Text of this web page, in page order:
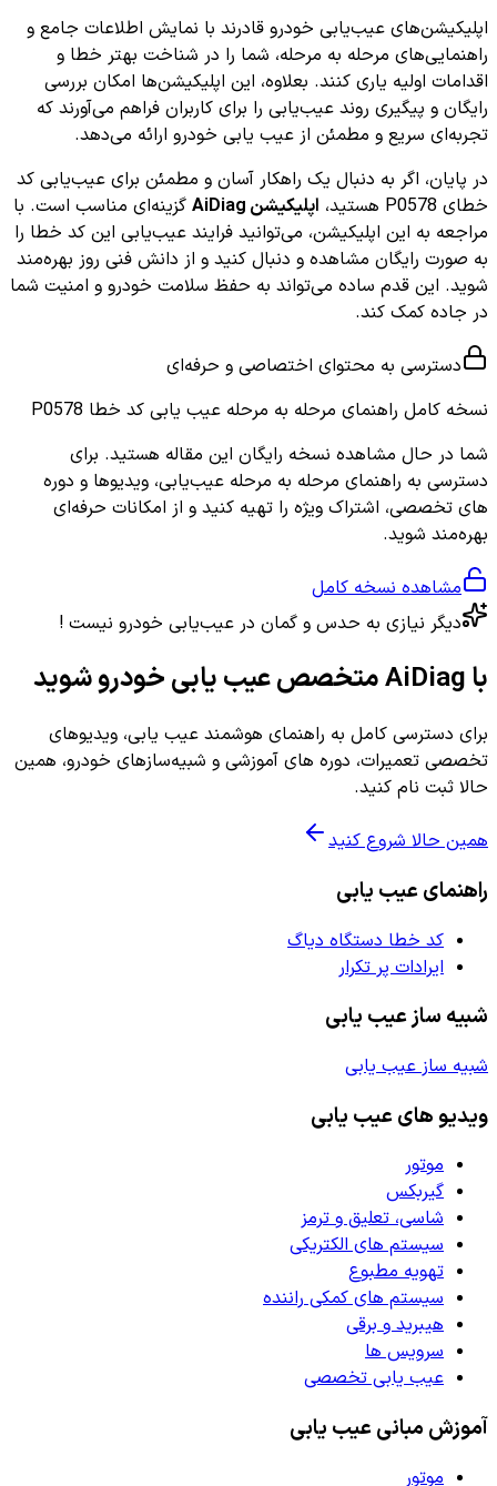
اپلیکیشن‌های عیب‌یابی خودرو قادرند با نمایش اطلاعات جامع و
راهنمایی‌های مرحله به مرحله، شما را در شناخت بهتر خطا و
اقدامات اولیه یاری کنند. بعلاوه، این اپلیکیشن‌ها امکان بررسی
رایگان و پیگیری روند عیب‌یابی را برای کاربران فراهم می‌آورند که
تجربه‌ای سریع و مطمئن از عیب یابی خودرو ارائه می‌دهد.
در پایان، اگر به دنبال یک راهکار آسان و مطمئن برای عیب‌یابی کد
خطای P0578 هستید،
اپلیکیشن AiDiag
گزینه‌ای مناسب است. با
مراجعه به این اپلیکیشن، می‌توانید فرایند عیب‌یابی این کد خطا را
به صورت رایگان مشاهده و دنبال کنید و از دانش فنی روز بهره‌مند
شوید. این قدم ساده می‌تواند به حفظ سلامت خودرو و امنیت شما
در جاده کمک کند.
دسترسی به محتوای اختصاصی و حرفه‌ای
نسخه کامل راهنمای مرحله به مرحله عیب یابی کد خطا P0578
شما در حال مشاهده نسخه رایگان این مقاله هستید. برای
دسترسی به راهنمای مرحله به مرحله عیب‌یابی، ویدیوها و دوره
های تخصصی، اشتراک ویژه را تهیه کنید و از امکانات حرفه‌ای
بهره‌مند شوید.
مشاهده نسخه کامل
دیگر نیازی به حدس و گمان در عیب‌یابی خودرو نیست !
با AiDiag متخصص عیب یابی خودرو شوید
برای دسترسی کامل به راهنمای هوشمند عیب یابی، ویدیوهای
تخصصی تعمیرات، دوره های آموزشی و شبیه‌سازهای خودرو، همین
حالا ثبت نام کنید.
همین حالا شروع کنید
راهنمای عیب یابی
کد خطا دستگاه دیاگ
ایرادات پر تکرار
شبیه ساز عیب یابی
شبیه ساز عیب یابی
ویدیو های عیب یابی
موتور
گیربکس
شاسی، تعلیق و ترمز
سیستم های الکتریکی
تهویه مطبوع
سیستم های کمکی راننده
هیبرید و برقی
سرویس ها
عیب یابی تخصصی
آموزش مبانی عیب یابی
موتور